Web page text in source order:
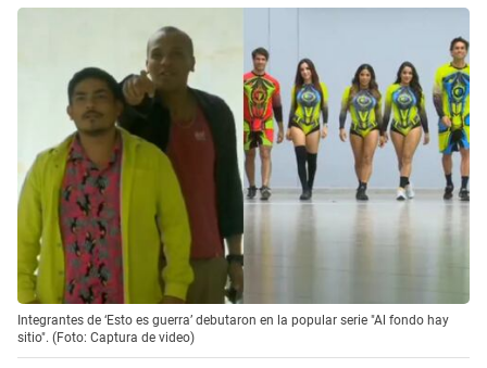
Integrantes de ‘Esto es guerra’ debutaron en la popular serie "Al fondo hay
sitio". (Foto: Captura de video)